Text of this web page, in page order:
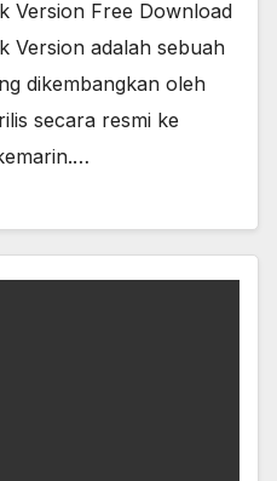
Version Free Download
Version adalah sebuah
dikembangkan oleh
secara resmi ke